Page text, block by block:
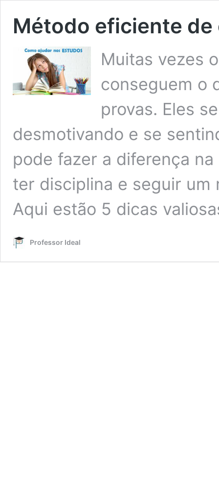
Método eficiente
Muitas vezes
conseguem o
provas. Eles
desmotivando e se
pode fazer a diferença
ter disciplina e seguir
Aqui estão 5 dicas
Professor Ideal